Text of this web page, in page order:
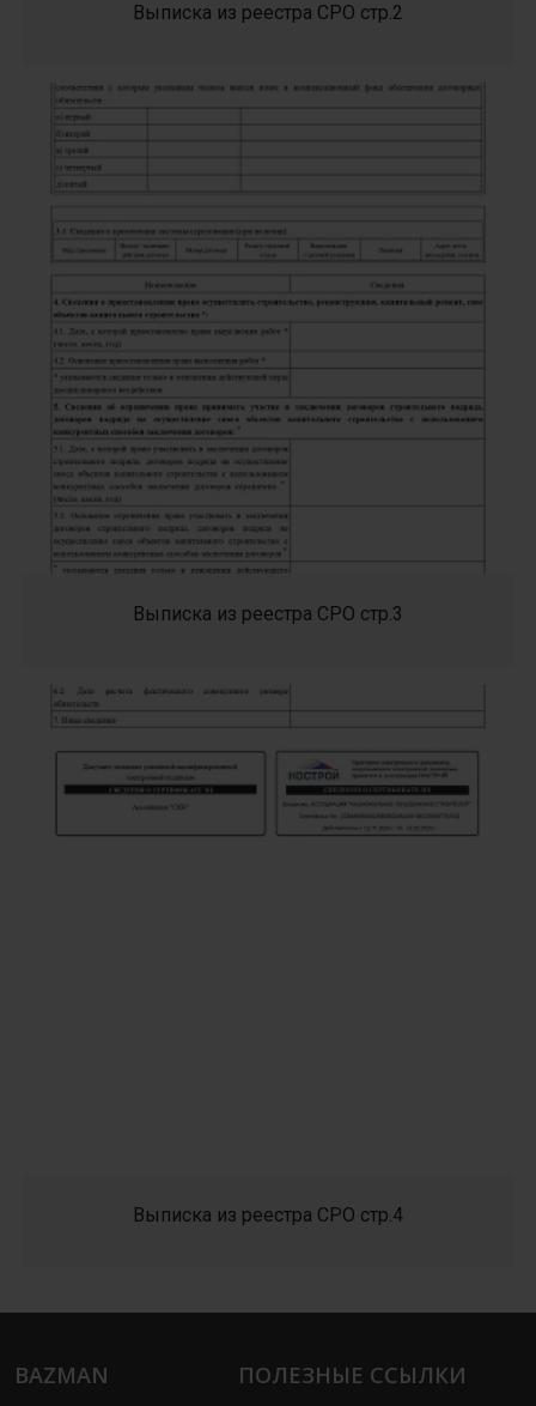
Выписка из реестра СРО стр.2
Выписка из реестра СРО стр.3
Выписка из реестра СРО стр.4
BAZMAN ПОЛЕЗНЫЕ ССЫЛКИ